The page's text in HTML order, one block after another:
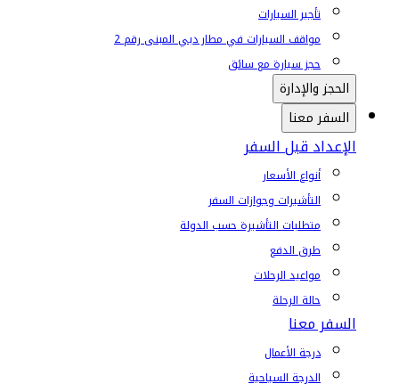
تأجير السيارات
مواقف السيارات في مطار دبي المبنى رقم 2
حجز سيارة مع سائق
الحجز والإدارة
السفر معنا
الإعداد قبل السفر
أنواع الأسعار
التأشيرات وجوازات السفر
متطلبات التأشيرة حسب الدولة
طرق الدفع
مواعيد الرحلات
حالة الرحلة
السفر معنا
درجة الأعمال
الدرجة السياحية